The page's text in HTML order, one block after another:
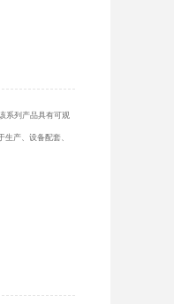
系列产品具有可观
产、设备配套、